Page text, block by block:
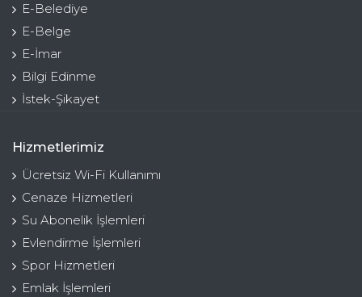
E-Belediye
E-Belge
E-İmar
Bilgi Edinme
İstek-Şikayet
Hizmetlerimiz
Ücretsiz Wi-Fi Kullanımı
Cenaze Hizmetleri
Su Abonelik İşlemleri
Evlendirme İşlemleri
Spor Hizmetleri
Emlak İşlemleri